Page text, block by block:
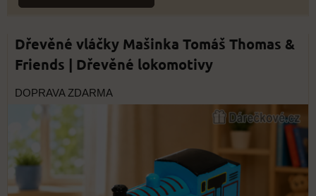
Dřevěné vláčky Mašinka Tomáš Thomas &
Friends | Dřevěné lokomotivy
DOPRAVA ZDARMA